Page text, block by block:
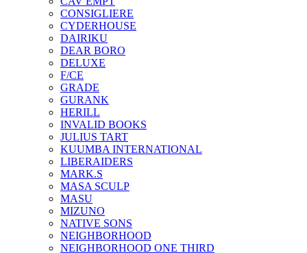
CONSIGLIERE
CYDERHOUSE
DAIRIKU
DEAR BORO
DELUXE
F/CE
GRADE
GURANK
HERILL
INVALID BOOKS
JULIUS TART
KUUMBA INTERNATIONAL
LIBERAIDERS
MARK.S
MASA SCULP
MASU
MIZUNO
NATIVE SONS
NEIGHBORHOOD
NEIGHBORHOOD ONE THIRD